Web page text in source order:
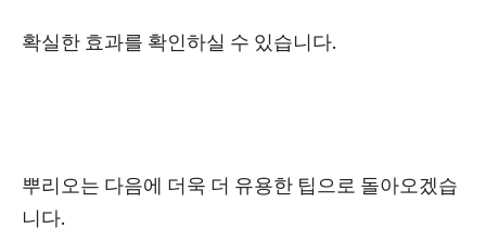
확실한 효과를 확인하실 수 있습니다.
뿌리오는 다음에 더욱 더 유용한 팁으로 돌아오겠습
니다.